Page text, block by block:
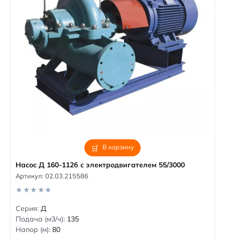
В корзину
Насос Д 160-112б с электродвигателем 55/3000
Артикул: 02.03.215586
0
o
u
t
o
Серия: Д
Подача (м3/ч): 135
Напор (м): 80